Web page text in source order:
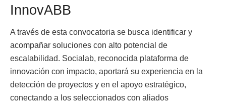
InnovABB
A través de esta convocatoria se busca identificar y
acompañar soluciones con alto potencial de
escalabilidad. Socialab, reconocida plataforma de
innovación con impacto, aportará su experiencia en la
detección de proyectos y en el apoyo estratégico,
conectando a los seleccionados con aliados